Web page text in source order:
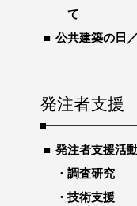
て
公共建築の日
発注者支援
発注者支援活
調査研究
技術支援